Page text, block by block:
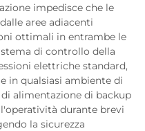
impedisce che le
aree adiacenti
ottimali in entrambe le
di controllo della
elettriche standard,
in qualsiasi ambiente di
alimentazione di backup
durante brevi
la sicurezza